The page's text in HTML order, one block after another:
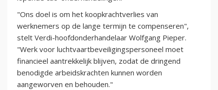
"Ons doel is om het koopkrachtverlies van
werknemers op de lange termijn te compenseren",
stelt Verdi-hoofdonderhandelaar Wolfgang Pieper.
"Werk voor luchtvaartbeveiligingspersoneel moet
financieel aantrekkelijk blijven, zodat de dringend
benodigde arbeidskrachten kunnen worden
aangeworven en behouden."